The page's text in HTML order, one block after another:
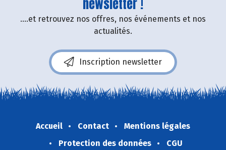
newsletter !
....et retrouvez nos offres, nos événements et nos
actualités.
Inscription newsletter
Accueil Contact
Mentions légales
Protection des données
CGU